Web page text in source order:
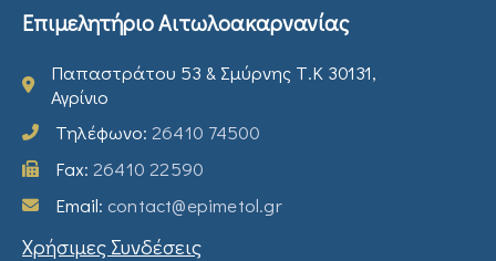
Επιμελητήριο Αιτωλοακαρνανίας
Παπαστράτου 53 & Σμύρνης Τ.Κ 30131,
Αγρίνιο
Τηλέφωνο: 26410 74500
Fax: 26410 22590
Email: contact@epimetol.gr
Χρήσιμες Συνδέσεις